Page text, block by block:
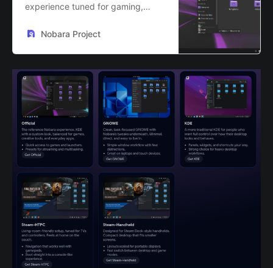
experience tuned for gaming,
with everything ready out of the
Nobara Project